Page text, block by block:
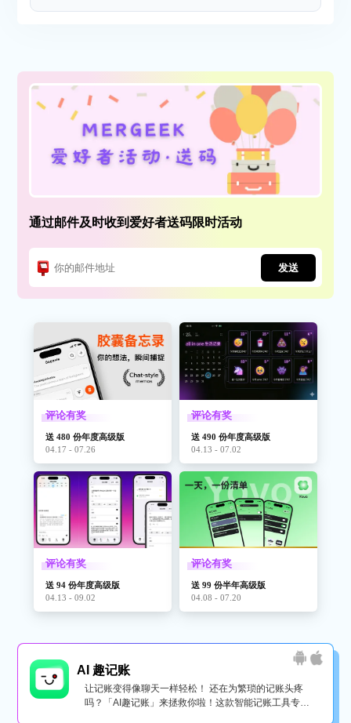
通过邮件及时收到爱好者送码限时活动
发送
评论有奖
送 480 份年度高级版
04.17 - 07.26
评论有奖
送 490 份年度高级版
04.13 - 07.02
评论有奖
送 94 份年度高级版
04.13 - 09.02
评论有奖
送 99 份半年高级版
04.08 - 07.20
AI 趣记账
让记账变得像聊天一样轻松！ 还在为繁琐的记账头疼
吗？「AI趣记账」来拯救你啦！这款智能记账工具专为